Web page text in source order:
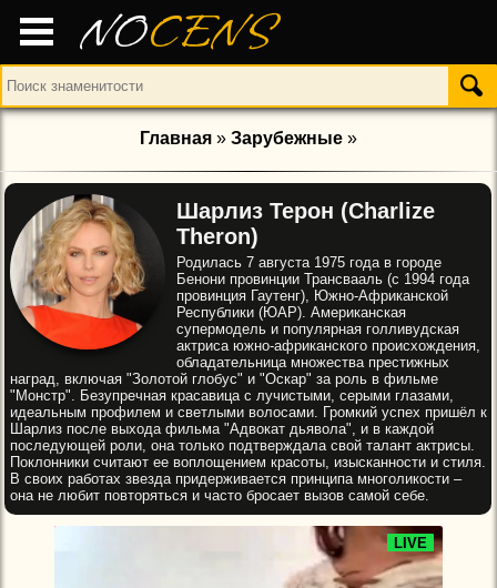
NOCENS
Главная » Зарубежные »
Шарлиз Терон (Charlize
Theron)
Родилась 7 августа 1975 года в городе
Бенони провинции Трансвааль (с 1994 года
провинция Гаутенг), Южно-Африканской
Республики (ЮАР). Американская
супермодель и популярная голливудская
актриса южно-африканского происхождения,
обладательница множества престижных
наград, включая "Золотой глобус" и "Оскар" за роль в фильме
"Монстр". Безупречная красавица с лучистыми, серыми глазами,
идеальным профилем и светлыми волосами. Громкий успех пришёл к
Шарлиз после выхода фильма "Адвокат дьявола", и в каждой
последующей роли, она только подтверждала свой талант актрисы.
Поклонники считают ее воплощением красоты, изысканности и стиля.
В своих работах звезда придерживается принципа многоликости –
она не любит повторяться и часто бросает вызов самой себе.